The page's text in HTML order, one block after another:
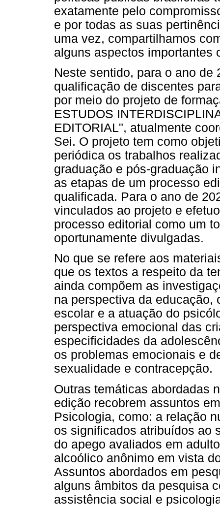
exatamente pelo
e por todas as suas
uma vez, compartilhamos
alguns aspectos importantes
Neste sentido, para o ano de
qualificação de discentes
por meio do projeto de
ESTUDOS
EDITORIAL", atualmente
Sei. O projeto tem como
periódica os trabalhos
graduação e pós-graduação
as etapas de um processo
qualificada. Para o ano de
vinculados ao projeto e
processo editorial como um
oportunamente divulgadas.
No que se refere aos
que os textos a respeito da
ainda compõem as
na perspectiva da educação,
escolar e a atuação do
perspectiva emocional das
especificidades da
os problemas emocionais e
sexualidade e contracepção.
Outras temáticas abordadas
edição recobrem assuntos
Psicologia, como: a relação
os significados atribuídos ao
do apego avaliados em
alcoólico anônimo em vista
Assuntos abordados em
alguns âmbitos da pesquisa
assistência social e